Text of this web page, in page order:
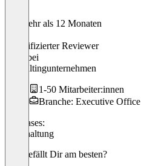
Vor mehr als 12 Monaten
Verifizierter Reviewer
bei
Consultingunternehmen
1-50 Mitarbeiter:innen
Branche: Executive Office
Use cases:
Buchhaltung
Was gefällt Dir am besten?